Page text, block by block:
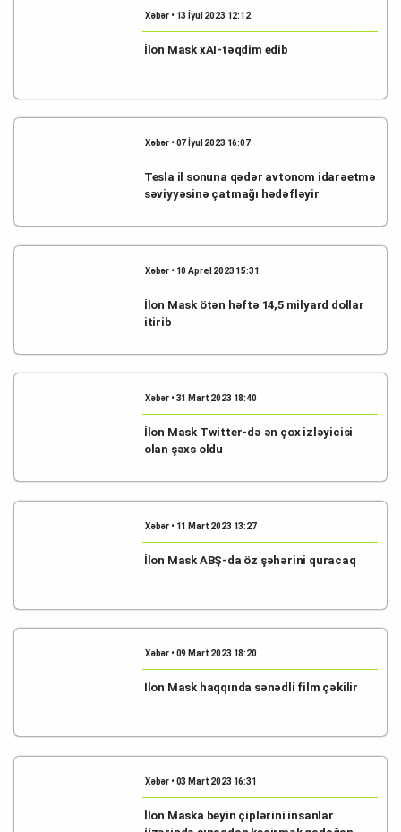
Xəbər • 13 İyul 2023 12:12
İlon Mask xAI-təqdim edib
Xəbər • 07 İyul 2023 16:07
Tesla il sonuna qədər avtonom idarəetmə
səviyyəsinə çatmağı hədəfləyir
Xəbər • 10 Aprel 2023 15:31
İlon Mask ötən həftə 14,5 milyard dollar
itirib
Xəbər • 31 Mart 2023 18:40
İlon Mask Twitter-də ən çox izləyicisi
olan şəxs oldu
Xəbər • 11 Mart 2023 13:27
İlon Mask ABŞ-da öz şəhərini quracaq
Xəbər • 09 Mart 2023 18:20
İlon Mask haqqında sənədli film çəkilir
Xəbər • 03 Mart 2023 16:31
İlon Maska beyin çiplərini insanlar